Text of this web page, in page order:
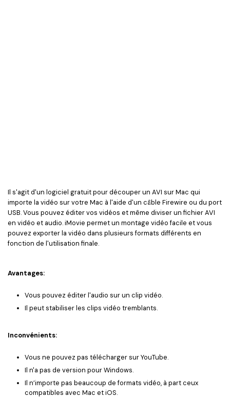
Il s'agit d'un logiciel gratuit pour découper un AVI sur Mac qui
importe la vidéo sur votre Mac à l'aide d'un câble Firewire ou du port
USB. Vous pouvez éditer vos vidéos et même diviser un fichier AVI
en vidéo et audio. iMovie permet un montage vidéo facile et vous
pouvez exporter la vidéo dans plusieurs formats différents en
fonction de l'utilisation finale.
Avantages:
Vous pouvez éditer l'audio sur un clip vidéo.
Il peut stabiliser les clips vidéo tremblants.
Inconvénients:
Vous ne pouvez pas télécharger sur YouTube.
Il n'a pas de version pour Windows.
Il n’importe pas beaucoup de formats vidéo, à part ceux
compatibles avec Mac et iOS.